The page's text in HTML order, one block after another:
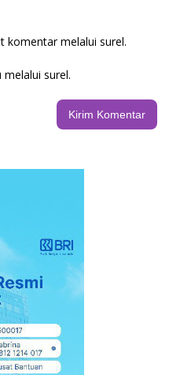
komentar melalui surel.
surel.